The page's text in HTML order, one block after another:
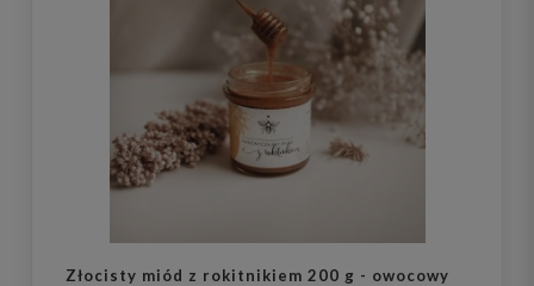
Złocisty miód z rokitnikiem 200 g - owocowy